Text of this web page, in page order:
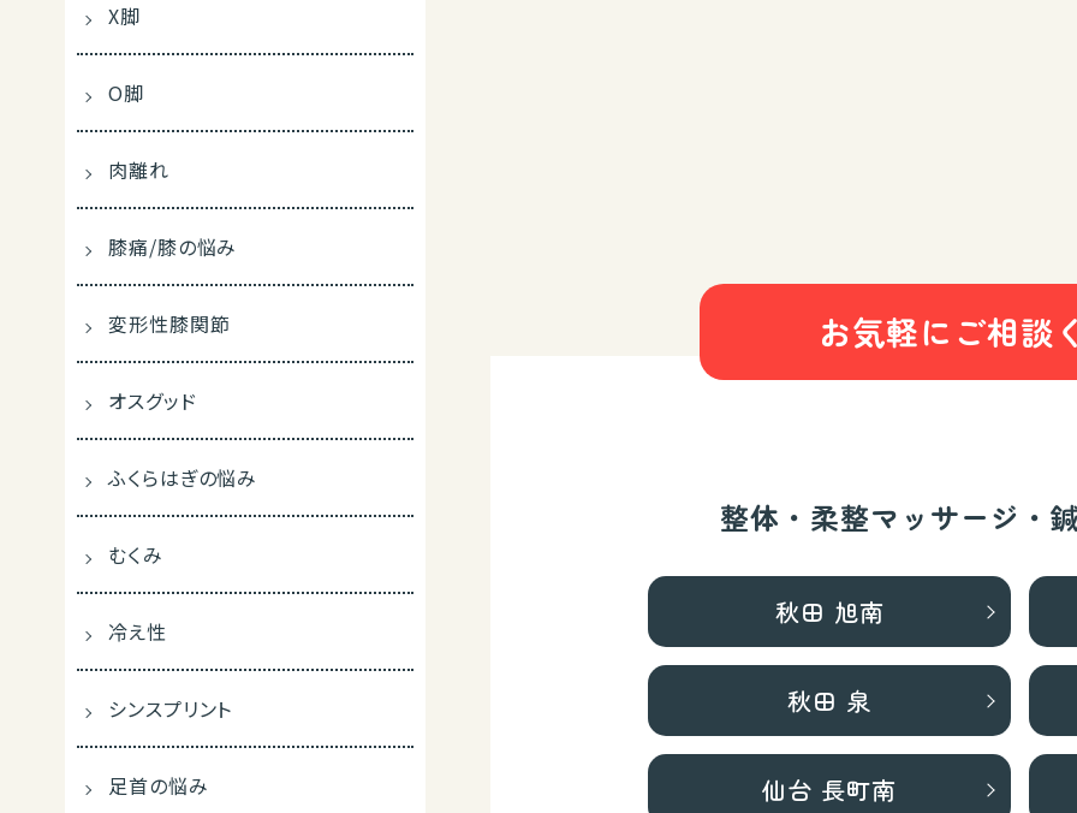
お気軽にご相談
整体・柔整マッサージ・
秋田 旭南
秋田 泉
仙台 長町南
X脚
O脚
肉離れ
膝痛/膝の悩み
変形性膝関節
オスグッド
ふくらはぎの悩み
むくみ
冷え性
シンスプリント
足首の悩み